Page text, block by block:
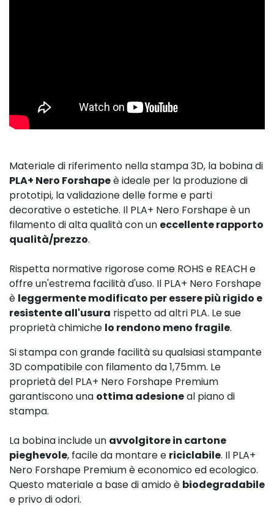
Materiale di riferimento nella stampa 3D, la bobina di
PLA+ Nero Forshapeè ideale per la produzione di
prototipi, la validazione delle forme e parti
decorative o estetiche. Il PLA+ Nero Forshape è un
filamento di alta qualità con un eccellente rapporto
qualità/prezzo.
Rispetta normative rigorose come ROHS e REACH e
offre un'estrema facilità d'uso. Il PLA+ Nero Forshape
è leggermente modificato per essere più rigido e
resistente all'usura rispetto ad altri PLA. Le sue
proprietà chimiche lo rendono meno fragile.
Si stampa con grande facilità su qualsiasi stampante
3D compatibile con filamento da 1,75mm. Le
proprietà del PLA+ Nero Forshape Premium
garantiscono una ottima adesioneal piano di
stampa.
La bobina include un avvolgitore in cartone
pieghevole, facile da montare e riciclabile. Il PLA+
Nero Forshape Premium è economico ed ecologico.
Questo materiale a base di amido è biodegradabile
e privo di odori.